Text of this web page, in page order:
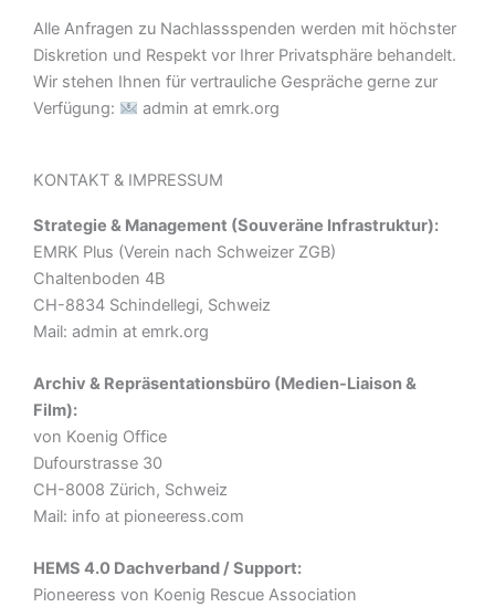
Alle Anfragen zu Nachlassspenden werden mit höchster
Diskretion und Respekt vor Ihrer Privatsphäre behandelt.
Wir stehen Ihnen für vertrauliche Gespräche gerne zur
Verfügung:
admin at emrk.org
KONTAKT & IMPRESSUM
Strategie & Management (Souveräne Infrastruktur):
EMRK Plus (Verein nach Schweizer ZGB)
Chaltenboden 4B
CH-8834 Schindellegi, Schweiz
Mail: admin at emrk.org
Archiv & Repräsentationsbüro (Medien-Liaison &
Film):
von Koenig Office
Dufourstrasse 30
CH-8008 Zürich, Schweiz
Mail: info at pioneeress.com
HEMS 4.0 Dachverband / Support:
Pioneeress von Koenig Rescue Association